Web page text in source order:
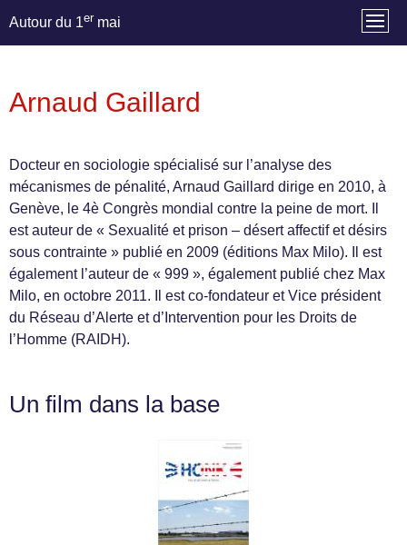
Autour du 1er mai
Arnaud Gaillard
Docteur en sociologie spécialisé sur l’analyse des
mécanismes de pénalité, Arnaud Gaillard dirige en 2010, à
Genève, le 4è Congrès mondial contre la peine de mort. Il
est auteur de « Sexualité et prison – désert affectif et désirs
sous contrainte » publié en 2009 (éditions Max Milo). Il est
également l’auteur de « 999 », également publié chez Max
Milo, en octobre 2011. Il est co-fondateur et Vice président
du Réseau d’Alerte et d’Intervention pour les Droits de
l’Homme (RAIDH).
Un film dans la base